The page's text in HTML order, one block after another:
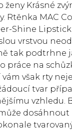
ženy Krásné
Rtěnka MAC
Shine
vrstvou
tak podtrhne
práce na
však rty
tvar
vzhledu.